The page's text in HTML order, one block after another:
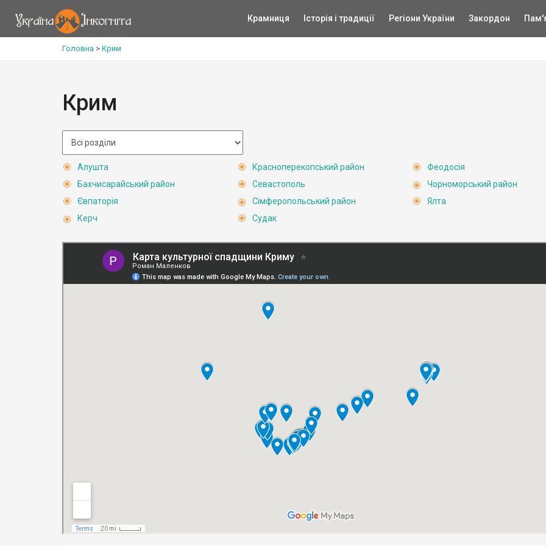
Крамниця Історія і традиції Регіони України Закордон
Головна > Крим
Крим
Алушта
Бахчисарайський район
Євпаторія
Керч
Красноперекопський район
Севастополь
Сімферопольський район
Судак
Феодосія
Чорноморський район
Ялта